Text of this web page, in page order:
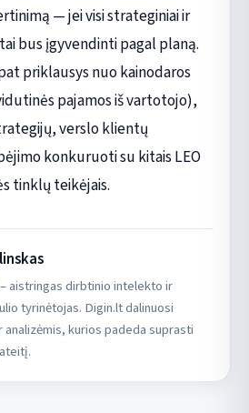
— jei visi strateginiai ir
bus įgyvendinti pagal planą.
priklausys nuo kainodaros
pajamos iš vartotojo),
verslo klientų
konkuruoti su kitais LEO
tinklų teikėjais.
aistringas dirbtinio intelekto ir
tyrinėtojas. Digin.lt dalinuosi
analizėmis, kurios padeda suprasti